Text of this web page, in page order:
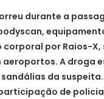
durante a
por Raios-X,
aeroportos. A droga
da
de